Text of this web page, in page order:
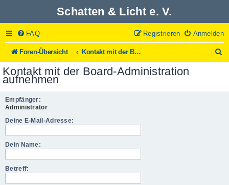
Schatten & Licht e. V.
FAQ Anmelden
Registrieren
Foren-Übersicht Kontakt mit der Board-Administration aufnehmen
u
Kontakt mit der Board-Administration
aufnehmen
Empfänger:
Administrator
Deine E-Mail-Adresse:
Dein Name:
Betreff: